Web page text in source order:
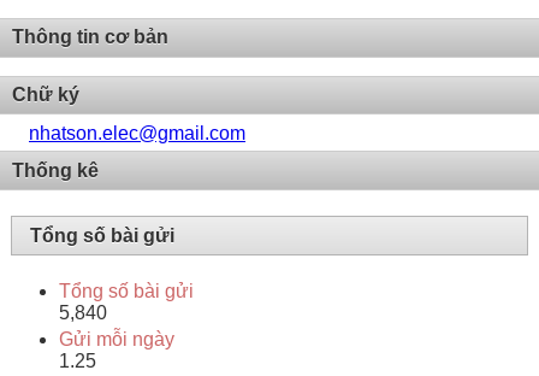
Thông tin cơ bản
Chữ ký
nhatson.elec@gmail.com
Thống kê
Tổng số bài gửi
Tổng số bài gửi
5,840
Gửi mỗi ngày
1.25